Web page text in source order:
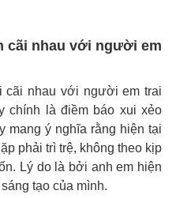
cãi nhau với người em
cãi nhau với người em trai
chính là điềm báo xui xẻo
mang ý nghĩa rằng hiện tại
phải trì trệ, không theo kịp
Lý do là bởi anh em hiện
tạo của mình.